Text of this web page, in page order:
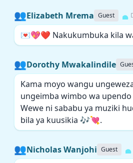
👥Elizabeth Mrema Guest
💌💖❤️ Nakukumbuka kila
👥Dorothy Mwakalindile
Kama moyo wangu
ungeimba wimbo wa
Wewe ni sababu ya muziki
bila ya kuusikia 🎶💘.
👥Nicholas Wanjohi Guest